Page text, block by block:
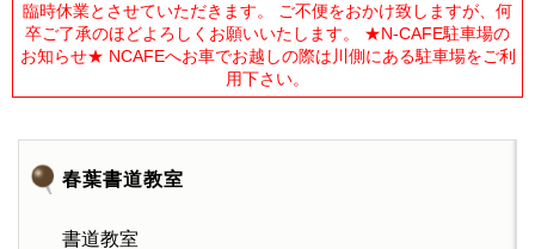
臨時休業とさせていただきます。 ご不便をおかけ致しますが、何
卒ご了承のほどよろしくお願いいたします。 ★N-CAFE駐車場の
お知らせ★ NCAFEへお車でお越しの際は川側にある駐車場をご利
用下さい。
春葉書道教室
書道教室